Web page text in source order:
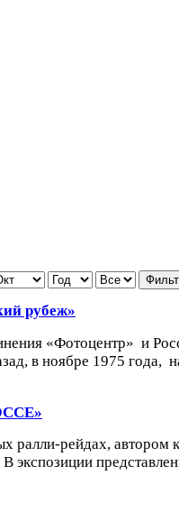
рубеж»
«Фотоцентр» и
в ноябре 1975 года,
ралли-рейдах, автором
экспозиции